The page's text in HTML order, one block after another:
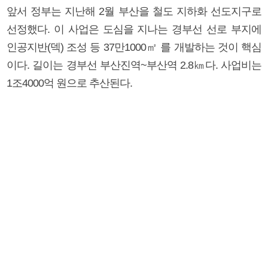
앞서 정부는 지난해 2월 부산을 철도 지하화 선도지구로
선정했다. 이 사업은 도심을 지나는 경부선 선로 부지에
인공지반(덱) 조성 등 37만1000㎡ 를 개발하는 것이 핵심
이다. 길이는 경부선 부산진역~부산역 2.8㎞다. 사업비는
1조4000억 원으로 추산된다.